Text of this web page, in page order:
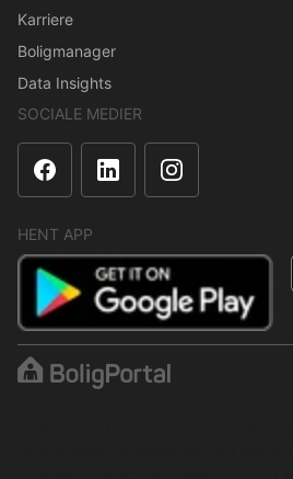
Karriere
Boligmanager
Data Insights
SOCIALE MEDIER
HENT APP